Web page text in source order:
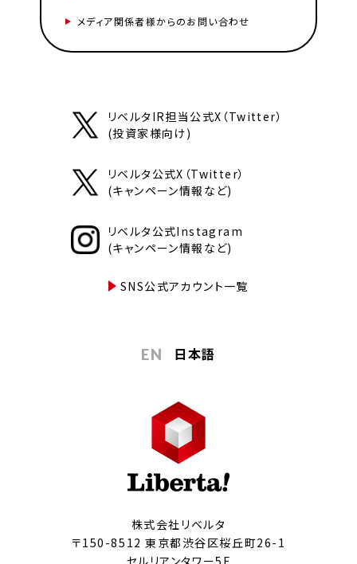
メディア関係者様からのお問い合わせ
リベルタIR担当公式X（Twitter）
(投資家様向け)
リベルタ公式X（Twitter）
(キャンペーン情報など)
リベルタ公式Instagram
(キャンペーン情報など)
SNS公式アカウント一覧
EN 日本語
株式会社リベルタ
〒150-8512 東京都渋谷区桜丘町26-1
セルリアンタワー5F